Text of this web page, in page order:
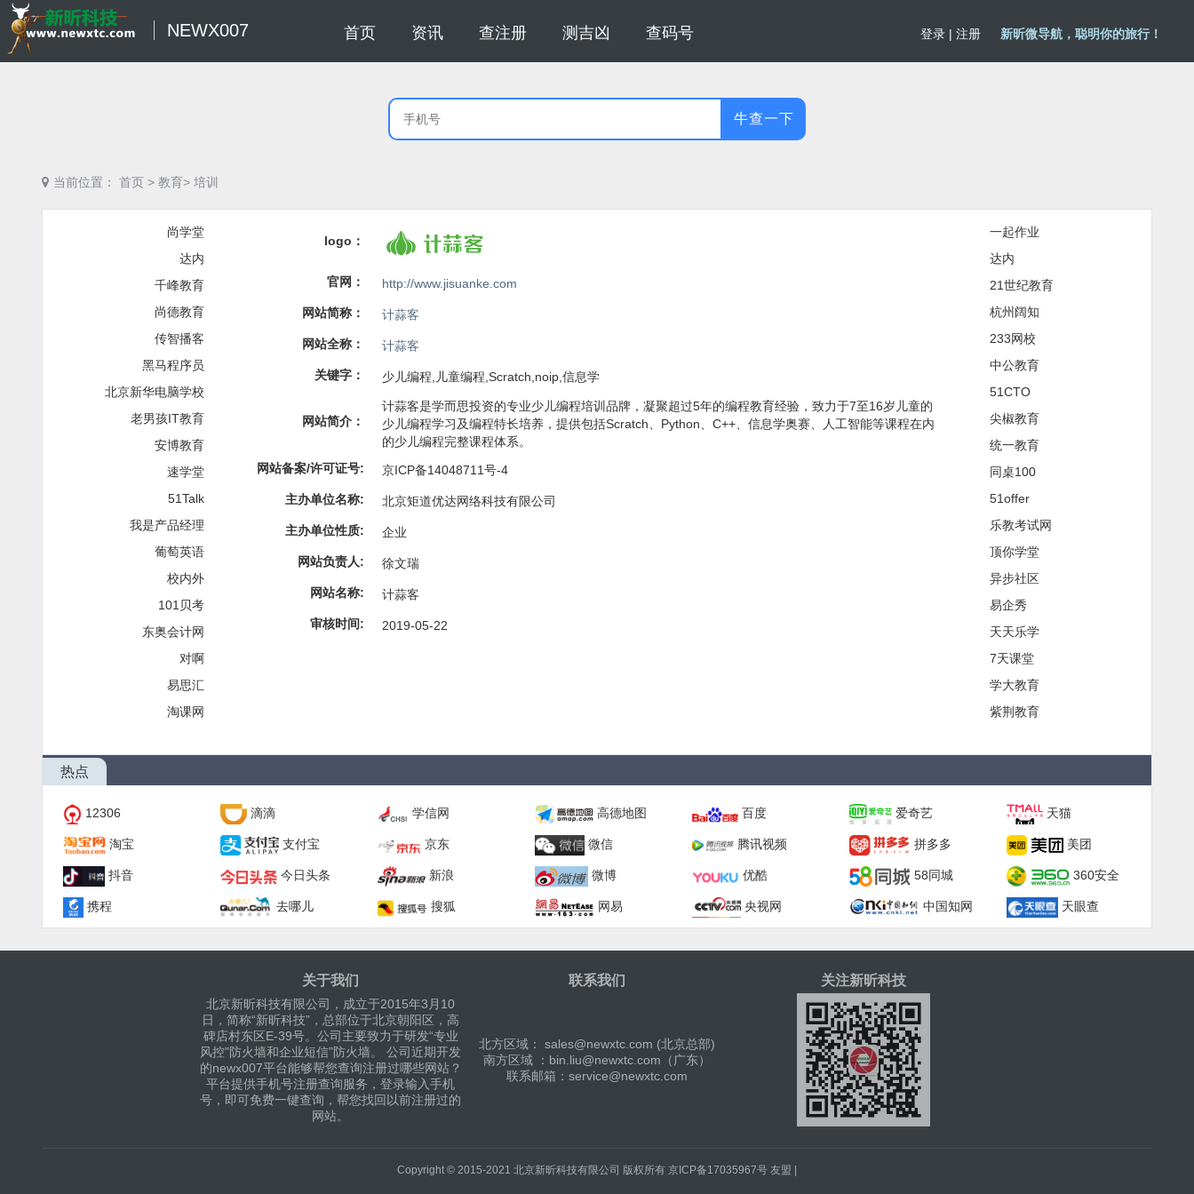
NEWX007 首页 资讯 查注册 测吉凶 查码号 登录 | 注册 新昕微导航，聪明你的旅行！
牛查一下
当前位置： 首页 > 教育> 培训
尚学堂
达内
千峰教育
尚德教育
传智播客
黑马程序员
北京新华电脑学校
老男孩IT教育
安博教育
速学堂
51Talk
我是产品经理
葡萄英语
校内外
101贝考
东奥会计网
对啊
易思汇
淘课网
logo：
官网： http://www.jisuanke.com
网站简称： 计蒜客
网站全称： 计蒜客
关键字： 少儿编程,儿童编程,Scratch,noip,信息学
网站简介：
计蒜客是学而思投资的专业少儿编程培训品牌，凝聚超过5年的编程教育经验，致力于7至16岁儿童的
少儿编程学习及编程特长培养，提供包括Scratch、Python、C++、信息学奥赛、人工智能等课程在内
的少儿编程完整课程体系。
网站备案/许可证号:
京ICP备14048711号-4
主办单位名称: 北京矩道优达网络科技有限公司
主办单位性质: 企业
网站负责人: 徐文瑞
网站名称: 计蒜客
审核时间: 2019-05-22
一起作业
达内
21世纪教育
杭州阔知
233网校
中公教育
51CTO
尖椒教育
统一教育
同桌100
51offer
乐教考试网
顶你学堂
异步社区
易企秀
天天乐学
7天课堂
学大教育
紫荆教育
热点
12306 滴滴 学信网 高德地图 百度 爱奇艺 天猫
淘宝 支付宝 京东 微信 腾讯视频 拼多多 美团
抖音 今日头条 新浪 微博 优酷 58同城 360安全
携程 去哪儿 搜狐 网易 央视网 中国知网 天眼查
关于我们 联系我们 关注新昕科技
北京新昕科技有限公司，成立于2015年3月10
日，简称“新昕科技”，总部位于北京朝阳区，高
碑店村东区E-39号。公司主要致力于研发“专业
风控”防火墙和企业短信”防火墙。 公司近期开发
的newx007平台能够帮您查询注册过哪些网站？
平台提供手机号注册查询服务，登录输入手机
号，即可免费一键查询，帮您找回以前注册过的
网站。
北方区域： sales@newxtc.com (北京总部)
南方区域 ：bin.liu@newxtc.com（广东）
联系邮箱：service@newxtc.com
Copyright © 2015-2021 北京新昕科技有限公司 版权所有 京ICP备17035967号 友盟